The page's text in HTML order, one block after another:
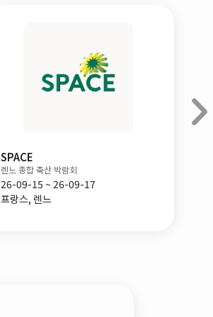
ILDEX Indonesia
인도네시아 일덱스 축산 박람회
26-09-16 ~ 26-09-18
인도네시아, 자카르타